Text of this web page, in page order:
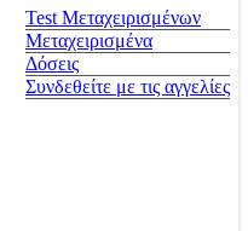
Test Μεταχειρισμένων
Μεταχειρισμένα
Δόσεις
Συνδεθείτε με τις αγγελίες